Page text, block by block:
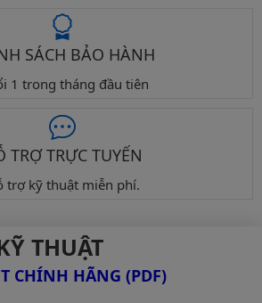
SÁCH BẢO HÀNH
1 trong tháng đầu tiên
TRỢ TRỰC TUYẾN
trợ kỹ thuật miễn phí.
THUẬT
CHÍNH HÃNG (PDF)